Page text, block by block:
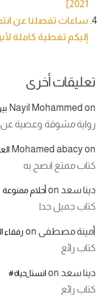
2021]
ساعات تفصلنا عن
إليكم تغطية كاملة
تعليقات أخرى
Nayil Mohammed on
رواية مشوقة وعصية عن
Mohamed abacyon
كتاب ممتع انصح به
دينا سعد onأحلام ممنوعة
كتاب جميل جدا
أمينة مصطفى on رفقاء
كتاب رائع
دينا سعد onانستا_حياة#
كتاب رائع